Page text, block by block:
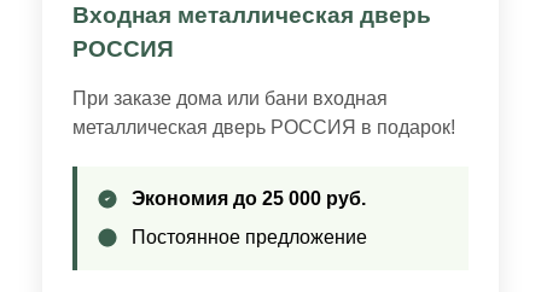
Входная металлическая дверь
РОССИЯ
При заказе дома или бани входная
металлическая дверь РОССИЯ в подарок!
Экономия до 25 000 руб.
Постоянное предложение